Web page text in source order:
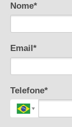
Nome*
Email*
Telefone*